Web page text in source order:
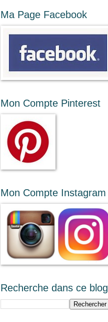
Ma Page Facebook
Mon Compte Pinterest
Mon Compte Instagram
Recherche dans ce blog